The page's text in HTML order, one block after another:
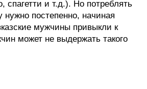
и т.д.). Но потреблять
нужно постепенно, начиная
мужчины привыкли к
может не выдержать такого